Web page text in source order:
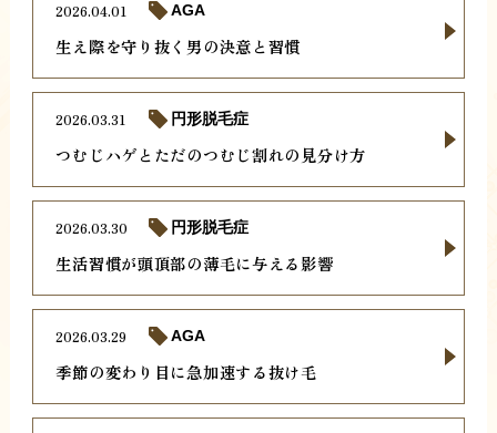
生え際を守り抜く男の決意と習慣
2026.04.01 AGA
つむじハゲとただのつむじ割れの見分け方
2026.03.31 円形脱毛症
生活習慣が頭頂部の薄毛に与える影響
2026.03.30 円形脱毛症
季節の変わり目に急加速する抜け毛
2026.03.29 AGA